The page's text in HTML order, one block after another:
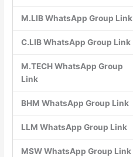
M.LIB WhatsApp Group Link
C.LIB WhatsApp Group Link
M.TECH WhatsApp Group
Link
BHM WhatsApp Group Link
LLM WhatsApp Group Link
MSW WhatsApp Group Link